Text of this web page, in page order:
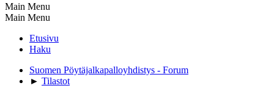
Main Menu
Main Menu
Etusivu
Haku
Suomen Pöytäjalkapalloyhdistys - Forum
► Tilastot